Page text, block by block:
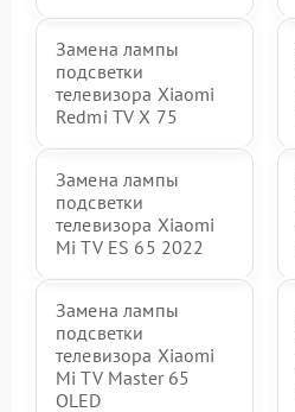
Замена лампы
подсветки
телевизора Xiaomi
Redmi TV X 75
Замена лампы
подсветки
телевизора Xiaomi
Mi TV ES 65 2022
Замена лампы
подсветки
телевизора Xiaomi
Mi TV Master 65
OLED